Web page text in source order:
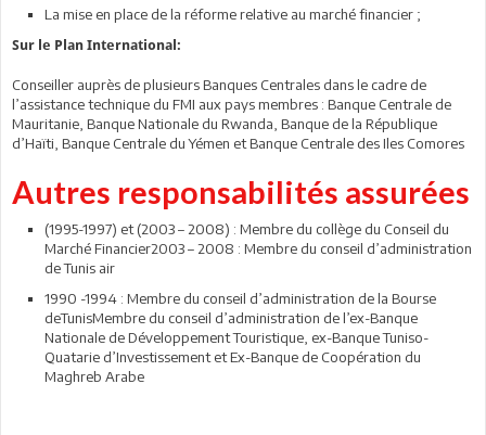
La mise en place de la réforme relative au marché financier ;
Sur le Plan International:
Conseiller auprès de plusieurs Banques Centrales dans le cadre de
l’assistance technique du FMI aux pays membres : Banque Centrale de
Mauritanie, Banque Nationale du Rwanda, Banque de la République
d’Haïti, Banque Centrale du Yémen et Banque Centrale des Iles Comores
Autres responsabilités assurées
(1995-1997) et (2003 – 2008) : Membre du collège du Conseil du
Marché Financier2003 – 2008 : Membre du conseil d’administration
de Tunis air
1990 -1994 : Membre du conseil d’administration de la Bourse
deTunisMembre du conseil d’administration de l’ex-Banque
Nationale de Développement Touristique, ex-Banque Tuniso-
Quatarie d’Investissement et Ex-Banque de Coopération du
Maghreb Arabe